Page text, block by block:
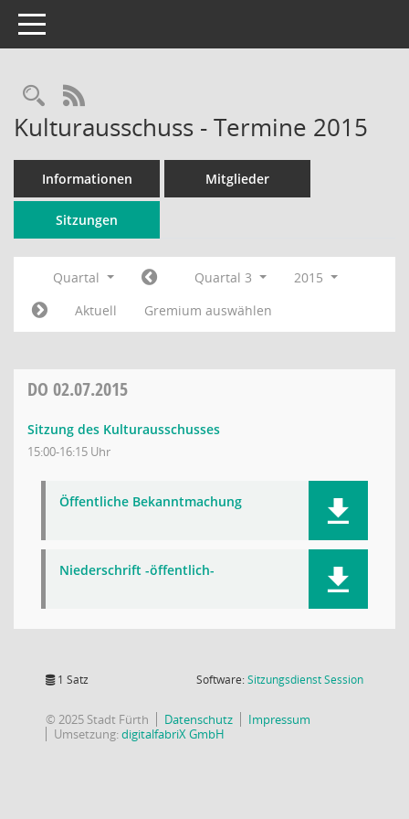
Toggle navigation
Rechercheauswahl
RSS-Feed
Kulturausschuss - Termine 2015
Informationen Mitglieder
Sitzungen
Quartal Quartal 3
2015
Aktuell
Gremium auswählen
DO 02.07.2015
Sitzung des Kulturausschusses
15:00-16:15 Uhr
Öffentliche Bekanntmachung
Niederschrift -öffentlich-
1 Satz Software:SitzungsdienstSession(Wird in
© 2025 Stadt Fürth Datenschutz
Impressum
Umsetzung:digitalfabriX GmbH